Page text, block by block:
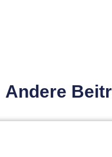
Andere